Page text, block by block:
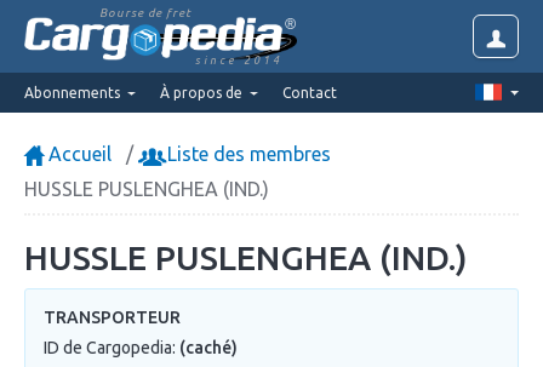
Bourse de fret
since 2014
Abonnements À propos de Contact
Accueil
Liste des membres
HUSSLE PUSLENGHEA (IND.)
HUSSLE PUSLENGHEA (IND.)
TRANSPORTEUR
ID de Cargopedia: (caché)